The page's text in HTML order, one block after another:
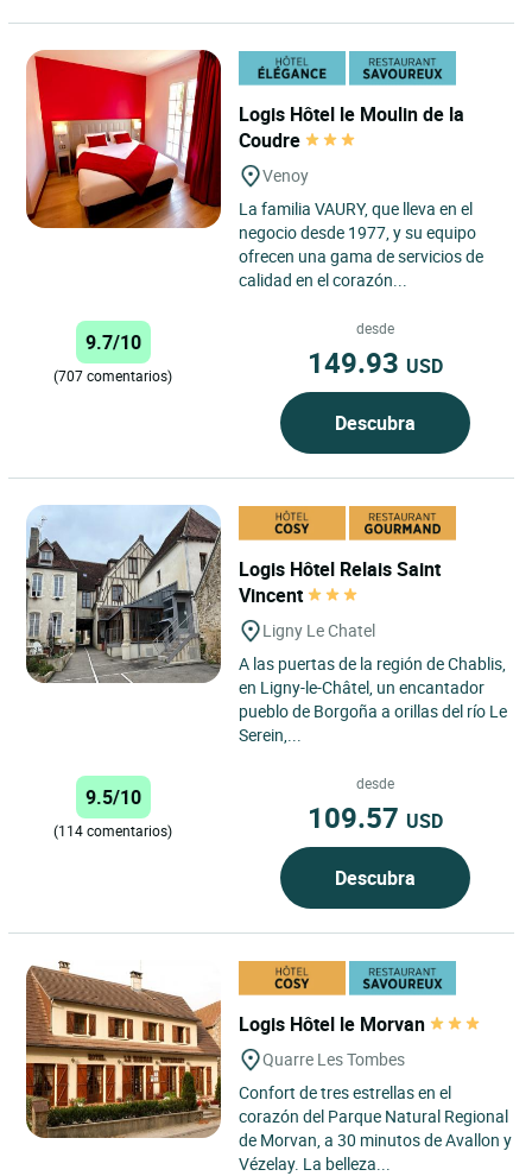
Logis Hôtel le Moulin de la
Coudre
Venoy
La familia VAURY, que lleva en el
negocio desde 1977, y su equipo
ofrecen una gama de servicios de
calidad en el corazón...
9.7/10
(707 comentarios)
desde
149.93 USD
Descubra
Logis Hôtel Relais Saint
Vincent
Ligny Le Chatel
A las puertas de la región de Chablis,
en Ligny-le-Châtel, un encantador
pueblo de Borgoña a orillas del río Le
Serein,...
9.5/10
(114 comentarios)
desde
109.57 USD
Descubra
Logis Hôtel le Morvan
Quarre Les Tombes
Confort de tres estrellas en el
corazón del Parque Natural Regional
de Morvan, a 30 minutos de Avallon y
Vézelay. La belleza...